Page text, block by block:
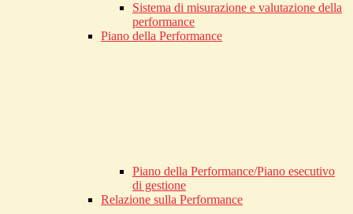
Sistema di misurazione e valutazione della
performance
Piano della Performance
Piano della Performance/Piano esecutivo
di gestione
Relazione sulla Performance